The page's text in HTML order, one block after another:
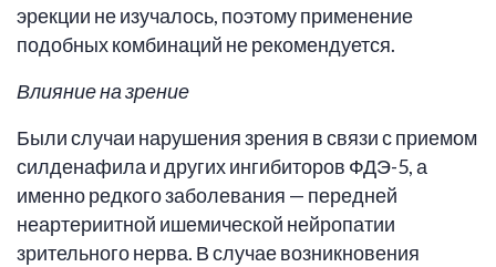
эрекции не изучалось, поэтому применение
подобных комбинаций не рекомендуется.
Влияние на зрение
Были случаи нарушения зрения в связи с приемом
силденафила и других ингибиторов ФДЭ-5, а
именно редкого заболевания — передней
неартериитной ишемической нейропатии
зрительного нерва. В случае возникновения